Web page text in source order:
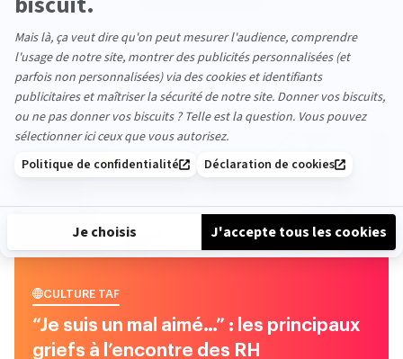
À LIRE AUSSI
CULTURE TAF
“Je suis un mal aimé…” : les principaux
griefs à l’encontre des RH